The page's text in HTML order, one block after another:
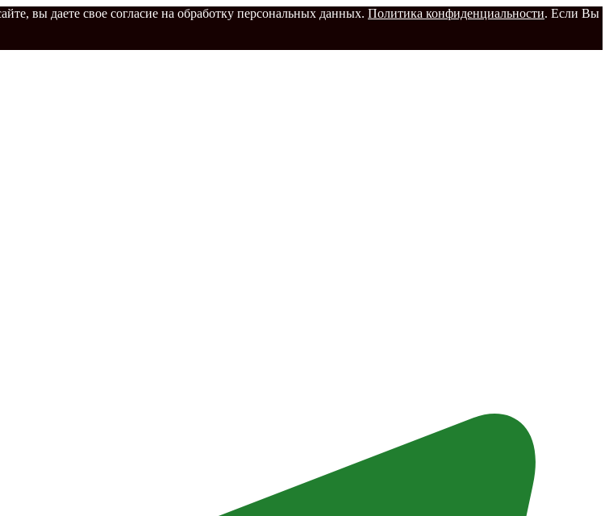
вы даете свое согласие на обработку персональных данных. Политика конфиденциальности. Если Вы